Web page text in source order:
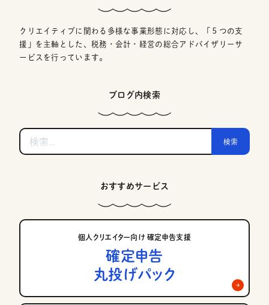
クリエイティブに関わる多様な事業形態に対応し、「５つの支
援」を主軸とした、税務・会計・経営の総合アドバイザリーサ
ービスを行っています。
ブログ内検索
検
索:
おすすめサービス
個人クリエイター向け 確定申告支援
確定申告
丸投げパック